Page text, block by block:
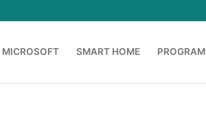
MICROSOFT SMART HOME